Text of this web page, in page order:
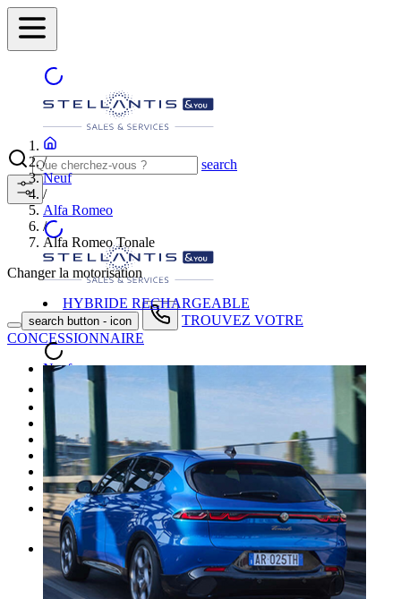
search
search button - icon
TROUVEZ VOTRE
CONCESSIONNAIRE
Neuf
Nos promotions
Entretien
Carrosserie
Achat de pièces
Vendre une voiture
Plus
FR
/
Neuf
/
Alfa Romeo
/
Alfa Romeo Tonale
Changer la motorisation
HYBRIDE RECHARGEABLE